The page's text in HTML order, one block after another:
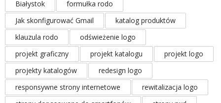
Białystok
formułka rodo
Jak skonfigurować Gmail
katalog produktów
klauzula rodo
odświeżenie logo
projekt graficzny
projekt katalogu
projekt logo
projekty katalogów
redesign logo
responsywne strony internetowe
rewitalizacja logo